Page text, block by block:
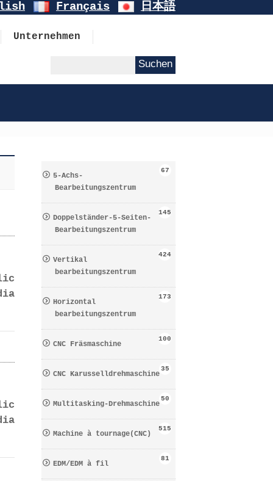
Français 日本語
Unternehmen
5-Achs-
Bearbeitungszentrum
67
Doppelständer-5-Seiten-
Bearbeitungszentrum
145
Vertikal
bearbeitungszentrum
424
Horizontal
bearbeitungszentrum
173
CNC Fräsmaschine
100
CNC Karusselldrehmaschine
35
Multitasking-Drehmaschine
50
Machine à tournage(CNC)
515
EDM/EDM à fil
81